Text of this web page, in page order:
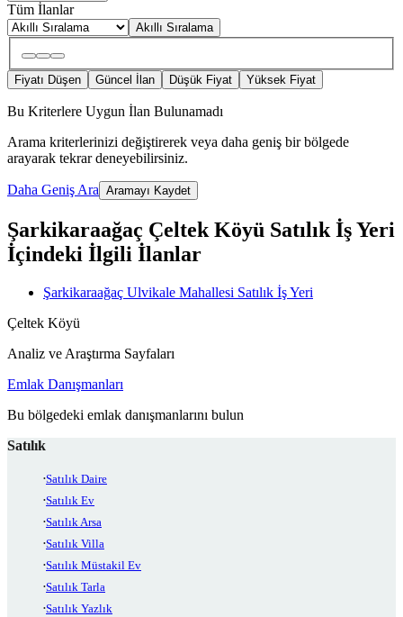
Tüm İlanlar
Akıllı Sıralama
Fiyatı Düşen Güncel İlan Düşük Fiyat Yüksek Fiyat
Bu Kriterlere Uygun İlan Bulunamadı
Arama kriterlerinizi değiştirerek veya daha geniş bir bölgede
arayarak tekrar deneyebilirsiniz.
Daha Geniş Ara Aramayı Kaydet
Şarkikaraağaç Çeltek Köyü Satılık İş Yeri
İçindeki İlgili İlanlar
Şarkikaraağaç Ulvikale Mahallesi Satılık İş Yeri
Çeltek Köyü
Analiz ve Araştırma Sayfaları
Emlak Danışmanları
Bu bölgedeki emlak danışmanlarını bulun
Satılık
Satılık Daire
Satılık Ev
Satılık Arsa
Satılık Villa
Satılık Müstakil Ev
Satılık Tarla
Satılık Yazlık